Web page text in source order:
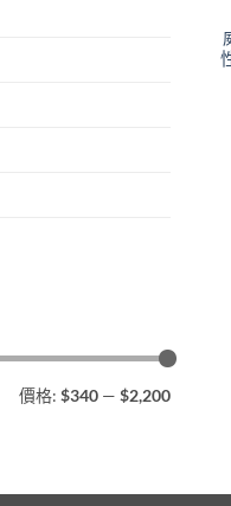
價格: $340 — $2,200